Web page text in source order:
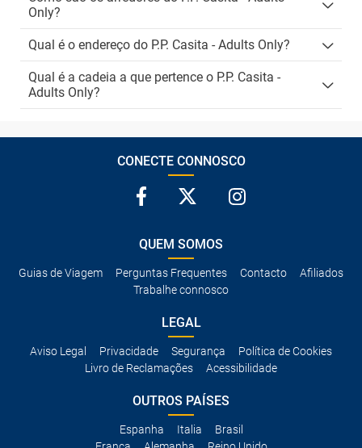
Only?
Qual é o endereço do P.P. Casita - Adults Only?
Qual é a cadeia a que pertence o P.P. Casita -
Adults Only?
CONECTE CONNOSCO
QUEM SOMOS
Guias de Viagem Perguntas Frequentes Contacto
Afiliados
Trabalhe connosco
LEGAL
Aviso Legal Privacidade Segurança
Política de Cookies
Livro de Reclamações
Acessibilidade
OUTROS PAÍSES
Espanha Italia
Brasil